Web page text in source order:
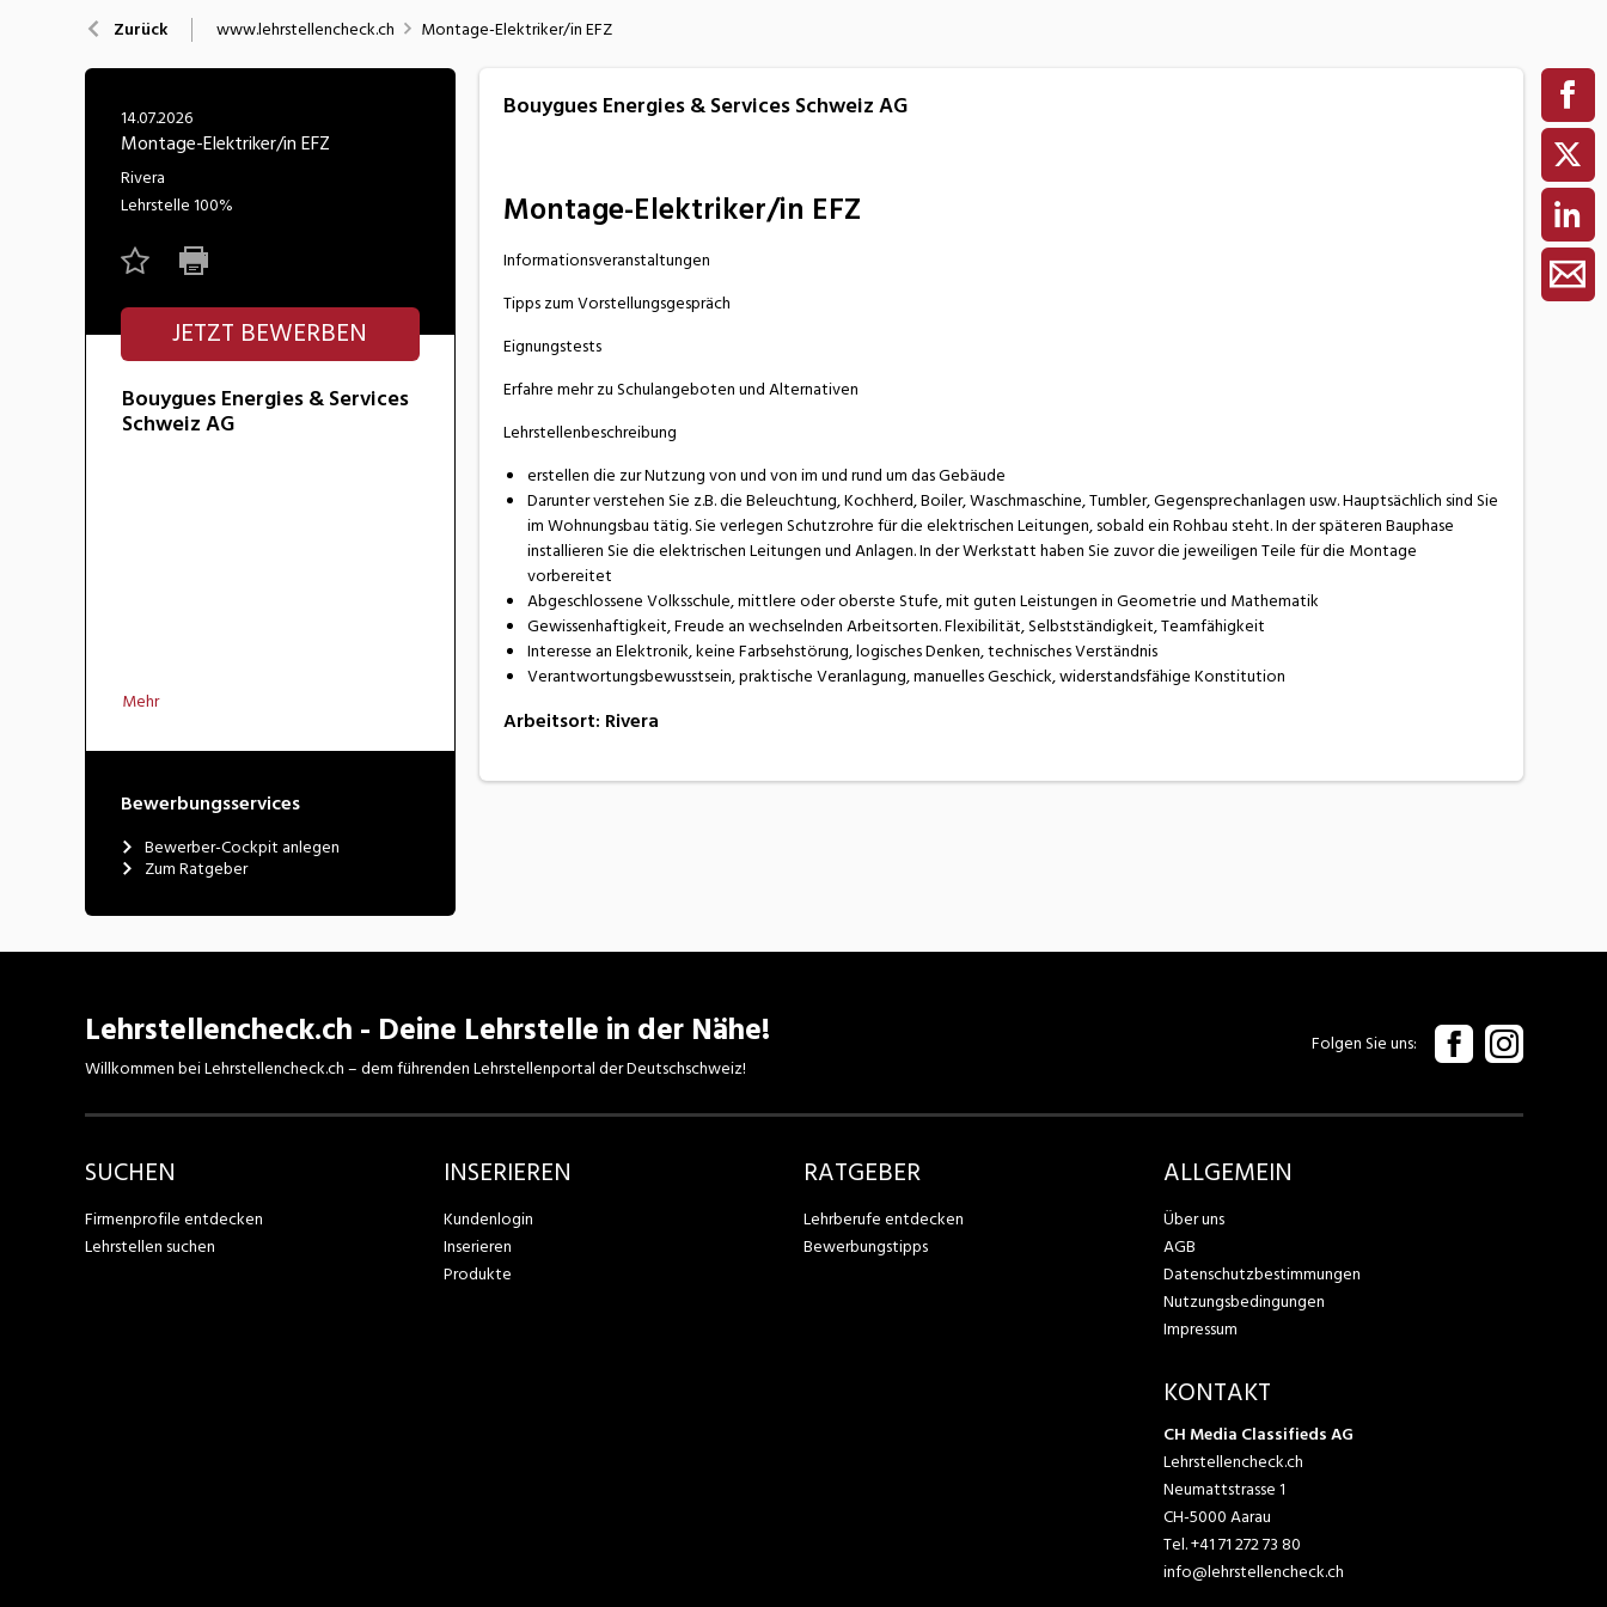
Nahrung
Wirtschaft/Verwaltung
Zurück www.lehrstellencheck.ch Montage-Elektriker/in EFZ
14.07.2026
Montage-Elektriker/in EFZ
Rivera
Lehrstelle100%
JETZT BEWERBEN
Bouygues Energies & Services
Schweiz AG
Mehr
Bewerbungsservices
Bewerber-Cockpit anlegen
Zum Ratgeber
Bouygues Energies & Services Schweiz AG
Montage-Elektriker/in EFZ
Informationsveranstaltungen
Tipps zum Vorstellungsgespräch
Eignungstests
Erfahre mehr zu Schulangeboten und Alternativen
Lehrstellenbeschreibung
erstellen die zur Nutzung von und von im und rund um das Gebäude
Darunter verstehen Sie z.B. die Beleuchtung, Kochherd, Boiler, Waschmaschine, Tumbler, Gegensprechanlagen usw. Hauptsächlich sind Sie
im Wohnungsbau tätig. Sie verlegen Schutzrohre für die elektrischen Leitungen, sobald ein Rohbau steht. In der späteren Bauphase
installieren Sie die elektrischen Leitungen und Anlagen. In der Werkstatt haben Sie zuvor die jeweiligen Teile für die Montage
vorbereitet
Abgeschlossene Volksschule, mittlere oder oberste Stufe, mit guten Leistungen in Geometrie und Mathematik
Gewissenhaftigkeit, Freude an wechselnden Arbeitsorten. Flexibilität, Selbstständigkeit, Teamfähigkeit
Interesse an Elektronik, keine Farbsehstörung, logisches Denken, technisches Verständnis
Verantwortungsbewusstsein, praktische Veranlagung, manuelles Geschick, widerstandsfähige Konstitution
Arbeitsort: Rivera
Lehrstellencheck.ch - Deine Lehrstelle in der Nähe!
Willkommen bei Lehrstellencheck.ch – dem führenden Lehrstellenportal der Deutschschweiz!
Folgen Sie uns
SUCHEN
Firmenprofile entdecken
Lehrstellen suchen
INSERIEREN
Kundenlogin
Inserieren
Produkte
RATGEBER
Lehrberufe entdecken
Bewerbungstipps
ALLGEMEIN
Über uns
AGB
Datenschutzbestimmungen
Nutzungsbedingungen
Impressum
KONTAKT
CH Media Classifieds AG
Lehrstellencheck.ch
Neumattstrasse 1
CH-5000 Aarau
Tel.+41 71 272 73 80
info@lehrstellencheck.ch